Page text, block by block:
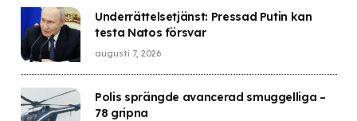
Underrättelsetjänst: Pressad Putin kan
testa Natos försvar
augusti 7, 2026
Polis sprängde avancerad smuggelliga –
78 gripna